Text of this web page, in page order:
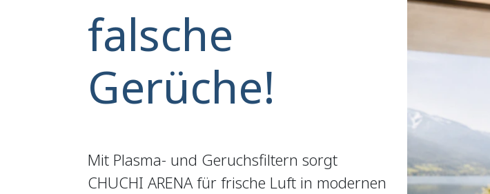
falsche
Gerüche!
Mit Plasma- und Geruchsfiltern sorgt
CHUCHI ARENA für frische Luft in modernen